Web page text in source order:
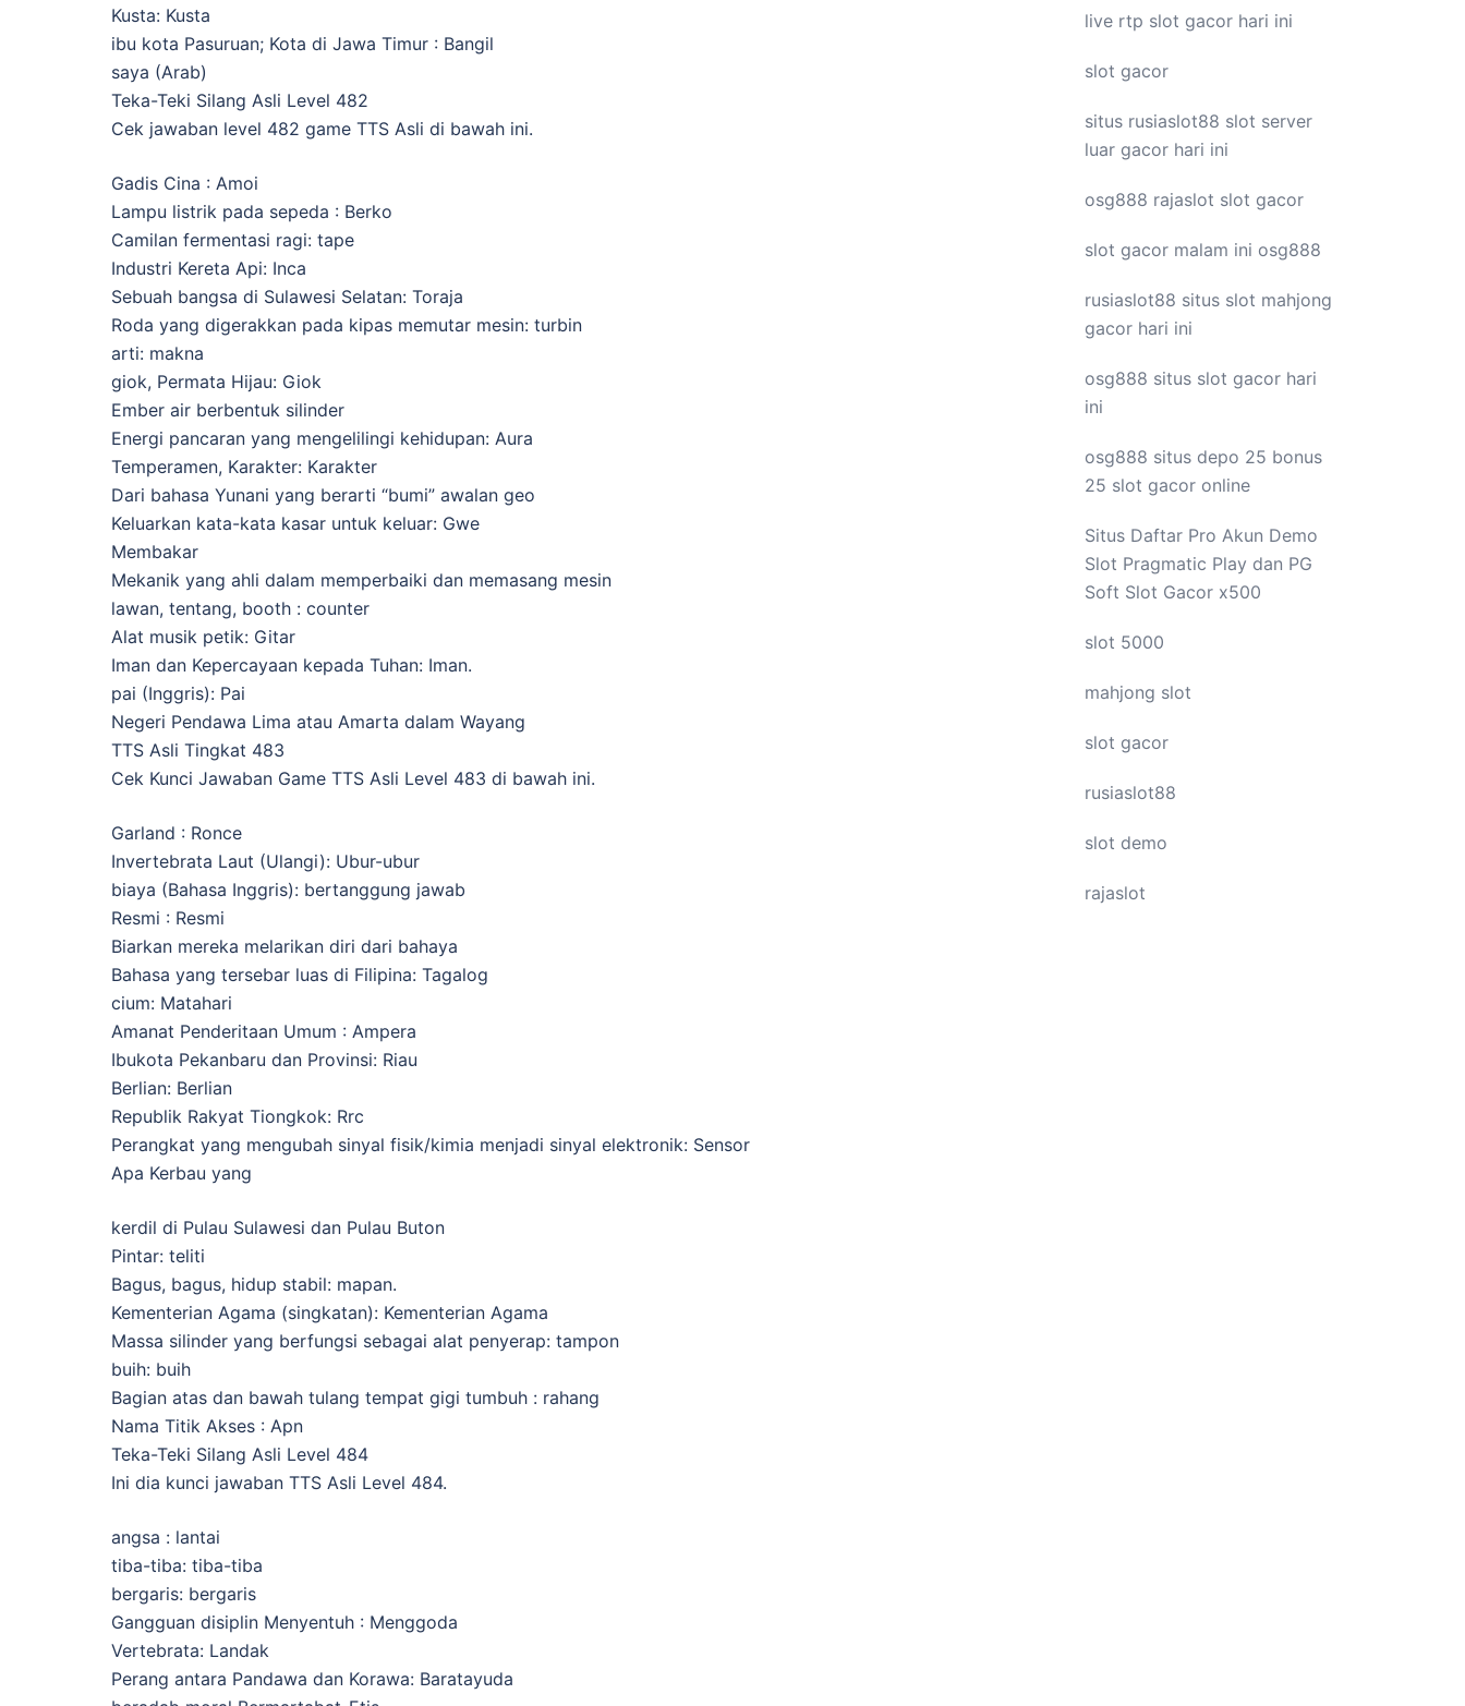
Kusta: Kusta
ibu kota Pasuruan; Kota di Jawa Timur : Bangil
saya (Arab)
Teka-Teki Silang Asli Level 482
Cek jawaban level 482 game TTS Asli di bawah ini.
Gadis Cina : Amoi
Lampu listrik pada sepeda : Berko
Camilan fermentasi ragi: tape
Industri Kereta Api: Inca
Sebuah bangsa di Sulawesi Selatan: Toraja
Roda yang digerakkan pada kipas memutar mesin: turbin
arti: makna
giok, Permata Hijau: Giok
Ember air berbentuk silinder
Energi pancaran yang mengelilingi kehidupan: Aura
Temperamen, Karakter: Karakter
Dari bahasa Yunani yang berarti “bumi” awalan geo
Keluarkan kata-kata kasar untuk keluar: Gwe
Membakar
Mekanik yang ahli dalam memperbaiki dan memasang mesin
lawan, tentang, booth : counter
Alat musik petik: Gitar
Iman dan Kepercayaan kepada Tuhan: Iman.
pai (Inggris): Pai
Negeri Pendawa Lima atau Amarta dalam Wayang
TTS Asli Tingkat 483
Cek Kunci Jawaban Game TTS Asli Level 483 di bawah ini.
Garland : Ronce
Invertebrata Laut (Ulangi): Ubur-ubur
biaya (Bahasa Inggris): bertanggung jawab
Resmi : Resmi
Biarkan mereka melarikan diri dari bahaya
Bahasa yang tersebar luas di Filipina: Tagalog
cium: Matahari
Amanat Penderitaan Umum : Ampera
Ibukota Pekanbaru dan Provinsi: Riau
Berlian: Berlian
Republik Rakyat Tiongkok: Rrc
Perangkat yang mengubah sinyal fisik/kimia menjadi sinyal elektronik: Sensor
Apa Kerbau yang
kerdil di Pulau Sulawesi dan Pulau Buton
Pintar: teliti
Bagus, bagus, hidup stabil: mapan.
Kementerian Agama (singkatan): Kementerian Agama
Massa silinder yang berfungsi sebagai alat penyerap: tampon
buih: buih
Bagian atas dan bawah tulang tempat gigi tumbuh : rahang
Nama Titik Akses : Apn
Teka-Teki Silang Asli Level 484
Ini dia kunci jawaban TTS Asli Level 484.
angsa : lantai
tiba-tiba: tiba-tiba
bergaris: bergaris
Gangguan disiplin Menyentuh : Menggoda
Vertebrata: Landak
Perang antara Pandawa dan Korawa: Baratayuda
live rtp slot gacor hari ini
slot gacor
situs rusiaslot88 slot server
luargacor hari ini
osg888 rajaslot slot gacor
slot gacor malam ini osg888
rusiaslot88 situs slot mahjong
gacor hari ini
osg888 situs slot gacorhari
ini
osg888 situs depo 25 bonus
25 slot gacoronline
Situs Daftar Pro Akun Demo
Slot Pragmatic Play dan PG
Soft Slot Gacor x500
slot 5000
mahjong slot
slot gacor
rusiaslot88
slot demo
rajaslot